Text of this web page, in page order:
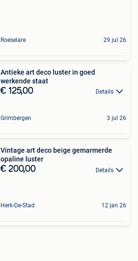
Roeselare 29 jul 26
Antieke art deco luster in goed
werkende staat
€ 125,00 Details
Grimbergen 3 jul 26
Vintage art deco beige gemarmerde
opaline luster
€ 200,00 Details
Herk-De-Stad 12 jan 26